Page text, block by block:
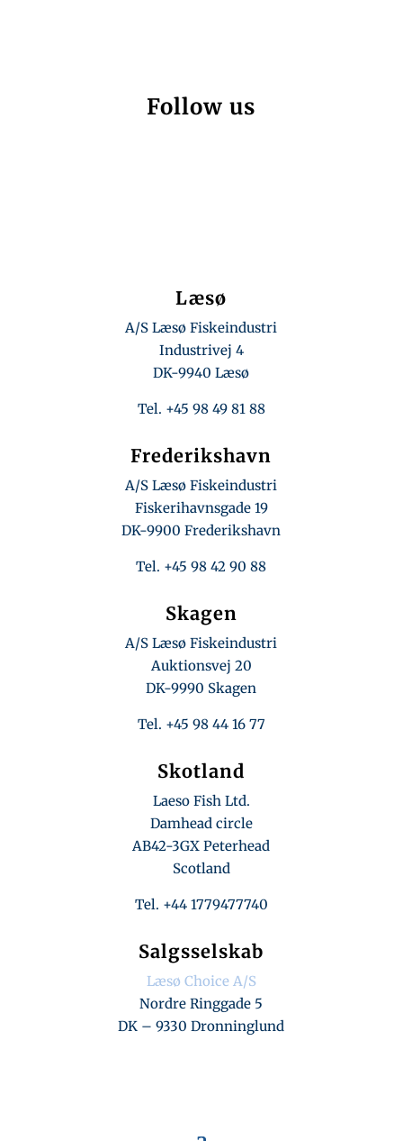
Follow us
Læsø
A/S Læsø Fiskeindustri
Industrivej 4
DK-9940 Læsø
Tel. +45 98 49 81 88
Frederikshavn
A/S Læsø Fiskeindustri
Fiskerihavnsgade 19
DK-9900 Frederikshavn
Tel. +45 98 42 90 88
Skagen
A/S Læsø Fiskeindustri
Auktionsvej 20
DK-9990 Skagen
Tel. +45 98 44 16 77
Skotland
Laeso Fish Ltd.
Damhead circle
AB42-3GX Peterhead
Scotland
Tel. +44 1779477740
Salgsselskab
Læsø Choice A/S
Nordre Ringgade 5
DK – 9330 Dronninglund